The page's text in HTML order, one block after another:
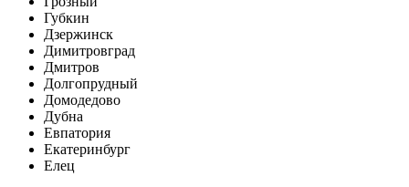
Губкин
Дзержинск
Димитровград
Дмитров
Долгопрудный
Домодедово
Дубна
Евпатория
Екатеринбург
Елец